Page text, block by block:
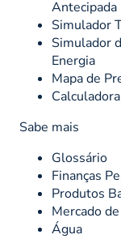
Antecipada
Simulador
Simulador
Energia
Mapa de
Sabe mais
Glossário
Finanças
Produtos
Mercado
Água